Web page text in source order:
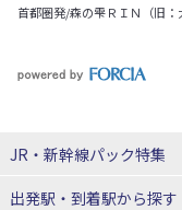
首都圏発/森の雫ＲＩＮ（旧
JR・新幹線パック特集
JR・新幹線＋ホテルパック
出発駅・到着駅から探す